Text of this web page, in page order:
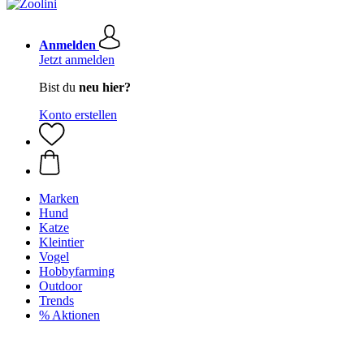
Anmelden
Jetzt anmelden
Bist du neu hier?
Konto erstellen
Marken
Hund
Katze
Kleintier
Vogel
Hobbyfarming
Outdoor
Trends
% Aktionen